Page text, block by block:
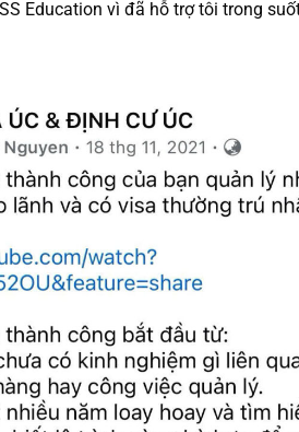
Education vì đã hỗ trợ tôi trong